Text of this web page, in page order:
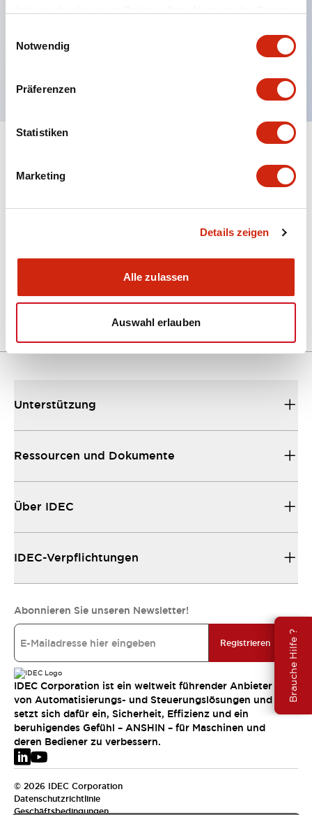
Notwendig
Präferenzen
Statistiken
Marketing
Details zeigen
Alle zulassen
Auswahl erlauben
Brauche Hilfe ?
von 22 mm.
Kataloge & Broschüren
.PDF498.62KB
Unterstützung
Ressourcen und Dokumente
Über IDEC
IDEC-Verpflichtungen
Abonnieren Sie unseren Newsletter!
Registrieren
IDEC Corporation ist ein weltweit führender Anbieter
von Automatisierungs- und Steuerungslösungen und
setzt sich dafür ein, Sicherheit, Effizienz und ein
beruhigendes Gefühl – ANSHIN – für Maschinen und
deren Bediener zu verbessern.
© 2026 IDEC Corporation
Datenschutzrichtlinie
Geschäftsbedingungen